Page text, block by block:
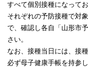
すべて個別接種になってお
それぞれの予防接種で対
で、確認し各自「山形市
さい。
なお、接種当日には、接
必ず母子健康手帳を持参